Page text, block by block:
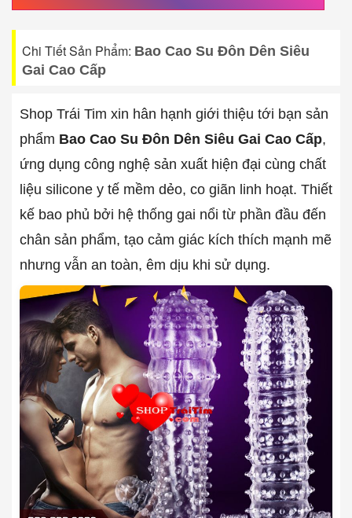
Chi Tiết Sản Phẩm: Bao Cao Su Đôn Dên Siêu
Gai Cao Cấp
Shop Trái Tim xin hân hạnh giới thiệu tới bạn sản
phẩm Bao Cao Su Đôn Dên Siêu Gai Cao Cấp,
ứng dụng công nghệ sản xuất hiện đại cùng chất
liệu silicone y tế mềm dẻo, co giãn linh hoạt. Thiết
kế bao phủ bởi hệ thống gai nổi từ phần đầu đến
chân sản phẩm, tạo cảm giác kích thích mạnh mẽ
nhưng vẫn an toàn, êm dịu khi sử dụng.